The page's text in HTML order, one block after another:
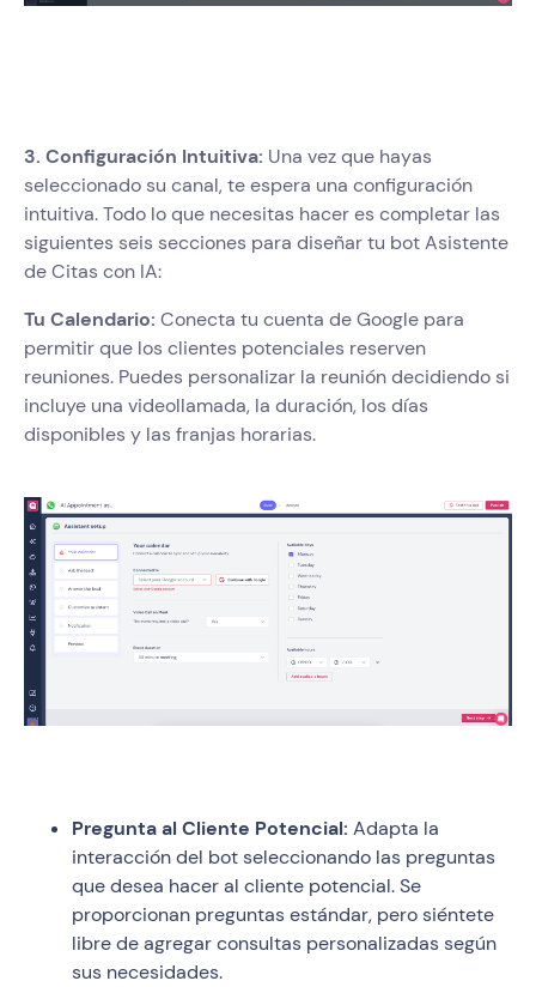
3. Configuración Intuitiva: Una vez que hayas
seleccionado su canal, te espera una configuración
intuitiva. Todo lo que necesitas hacer es completar las
siguientes seis secciones para diseñar tu bot Asistente
de Citas con IA:
Tu Calendario: Conecta tu cuenta de Google para
permitir que los clientes potenciales reserven
reuniones. Puedes personalizar la reunión decidiendo si
incluye una videollamada, la duración, los días
disponibles y las franjas horarias.
Pregunta al Cliente Potencial: Adapta la
interacción del bot seleccionando las preguntas
que desea hacer al cliente potencial. Se
proporcionan preguntas estándar, pero siéntete
libre de agregar consultas personalizadas según
sus necesidades.